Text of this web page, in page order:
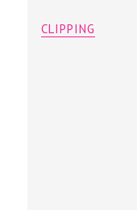
CLIPPING